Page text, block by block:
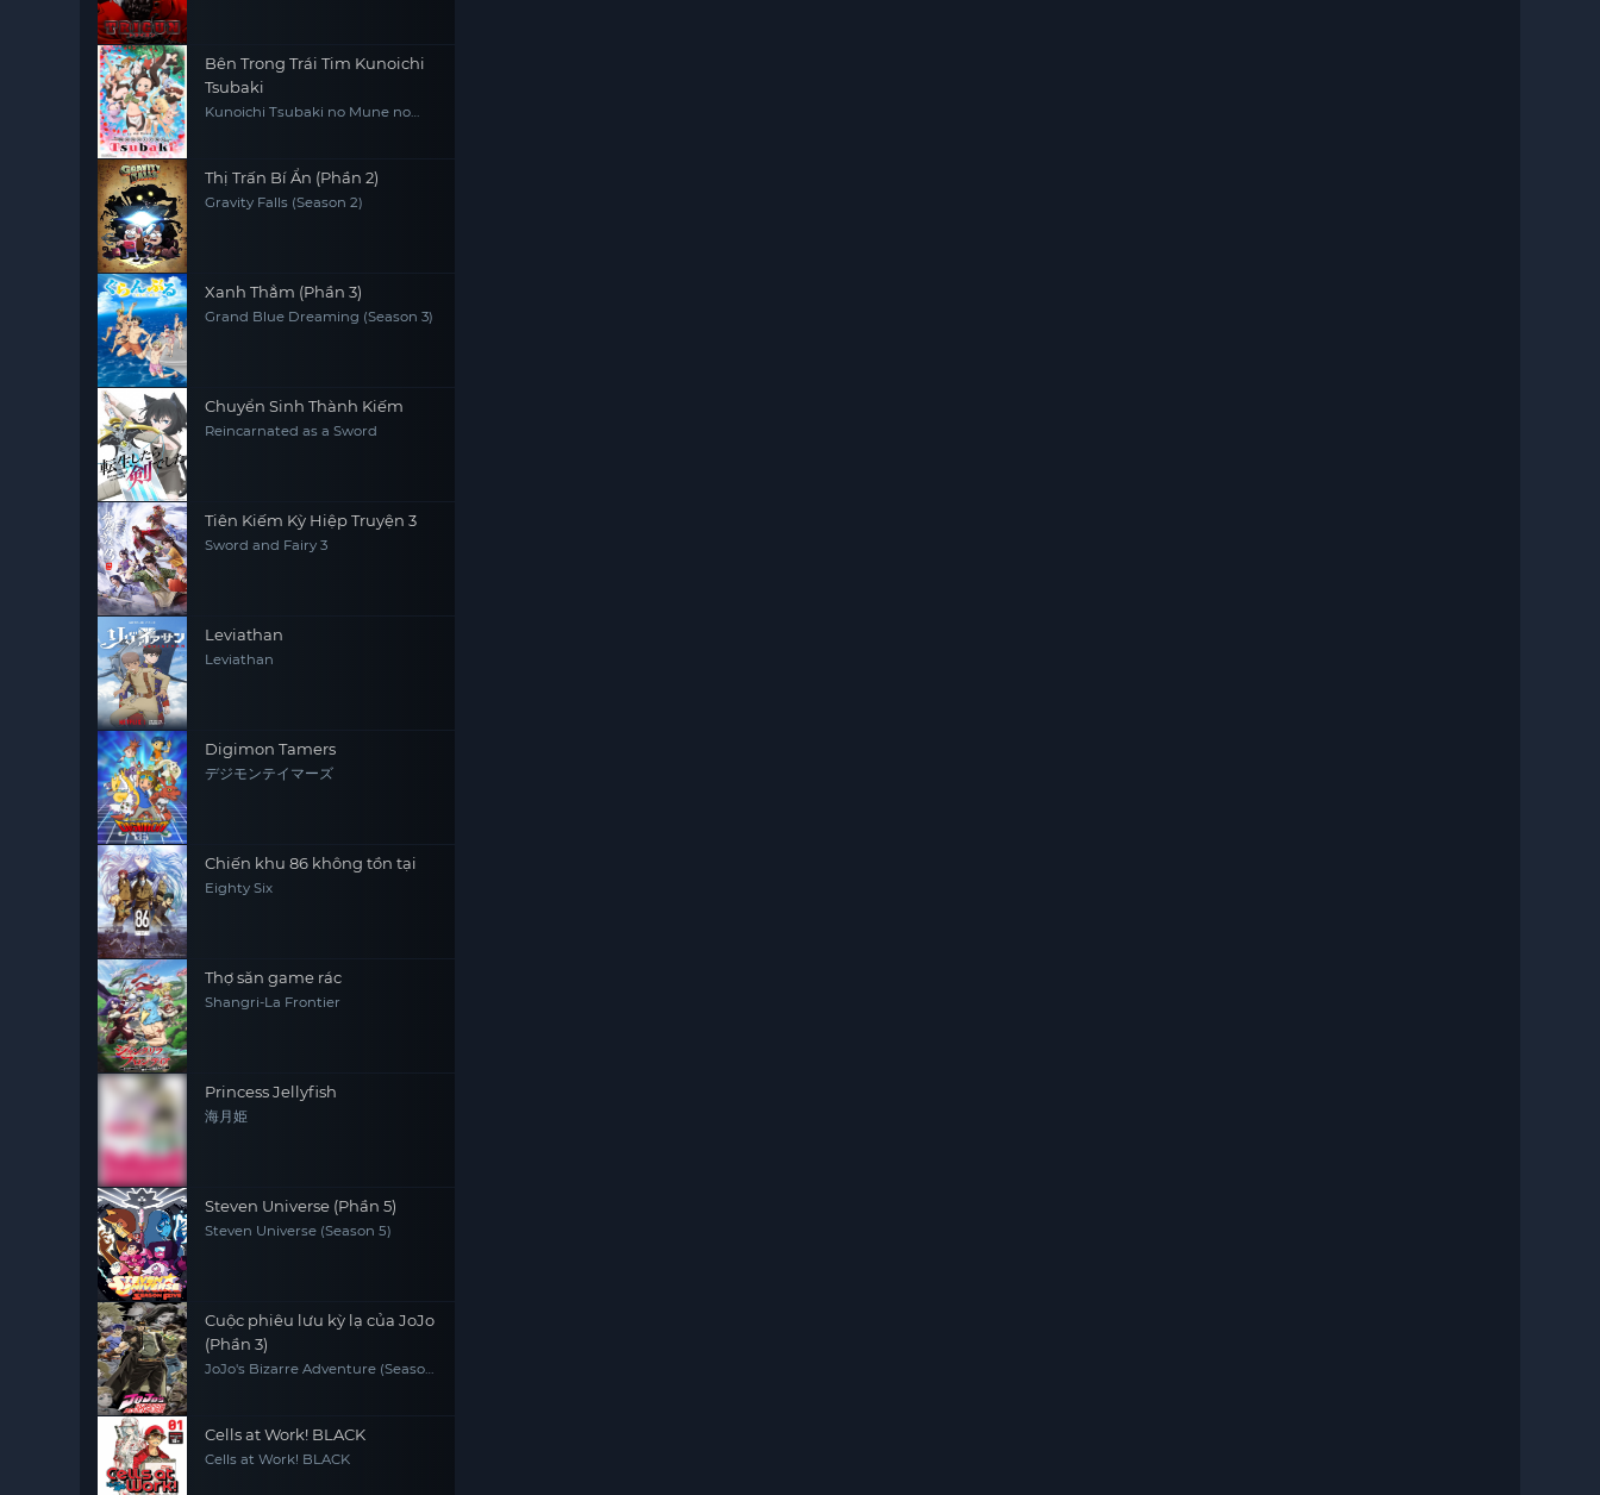
Bên Trong Trái Tim Kunoichi
Tsubaki
Kunoichi Tsubaki no Mune no
Thị Trấn Bí Ẩn (Phần 2)
Gravity Falls (Season 2)
Xanh Thẳm (Phần 3)
Grand Blue Dreaming (Season 3)
Chuyển Sinh Thành Kiếm
Reincarnated as a Sword
Tiên Kiếm Kỳ Hiệp Truyện 3
Sword and Fairy 3
Leviathan
Leviathan
Digimon Tamers
デジモンテイマーズ
Chiến khu 86 không tồn tại
Eighty Six
Thợ săn game rác
Shangri-La Frontier
Princess Jellyfish
海月姫
Steven Universe (Phần 5)
Steven Universe (Season 5)
Cuộc phiêu lưu kỳ lạ của JoJo
(Phần 3)
JoJo's Bizarre Adventure (Season
Cells at Work! BLACK
Cells at Work! BLACK